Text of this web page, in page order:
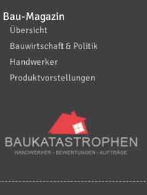
Bau-Magazin
Übersicht
Bauwirtschaft & Politik
Handwerker
Produktvorstellungen